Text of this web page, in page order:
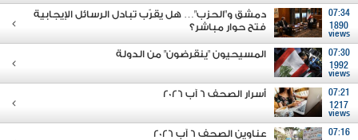
07:34
1890
views
دمشق و"الحزب"… هل يقرّب تبادل الرسائل الإيجابية
فتح حوار مباشر؟
07:30
1992
views
المسيحيون "ينقرضون" من الدولة
07:21
1217
views
أسرار الصحف 6 آب 2026
07:16
عناوين الصحف 6 آب 2026